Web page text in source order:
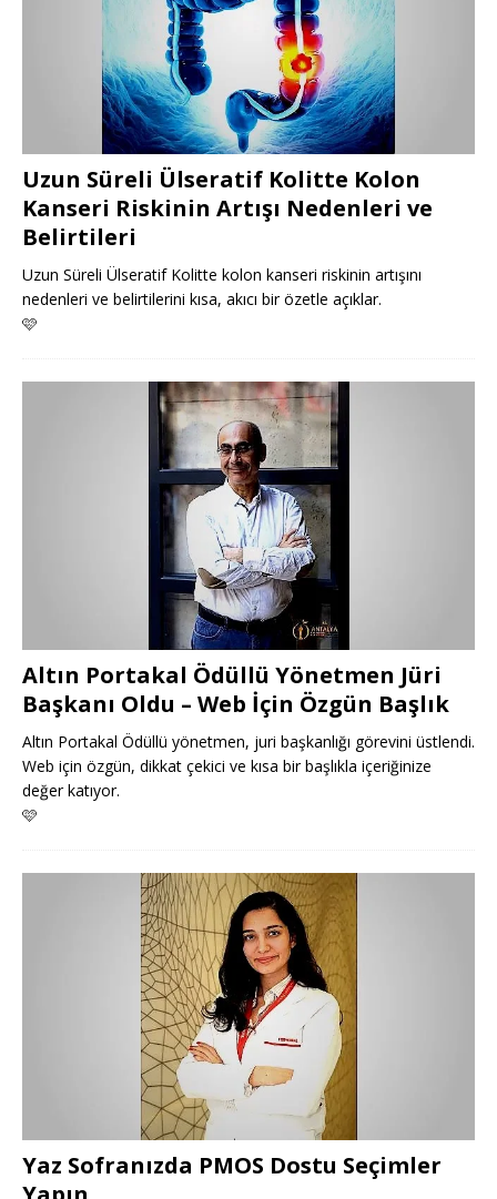
Uzun Süreli Ülseratif Kolitte Kolon
Kanseri Riskinin Artışı Nedenleri ve
Belirtileri
Uzun Süreli Ülseratif Kolitte kolon kanseri riskinin artışını
nedenleri ve belirtilerini kısa, akıcı bir özetle açıklar.
🩷
Altın Portakal Ödüllü Yönetmen Jüri
Başkanı Oldu – Web İçin Özgün Başlık
Altın Portakal Ödüllü yönetmen, juri başkanlığı görevini üstlendi.
Web için özgün, dikkat çekici ve kısa bir başlıkla içeriğinize
değer katıyor.
🩷
Yaz Sofranızda PMOS Dostu Seçimler